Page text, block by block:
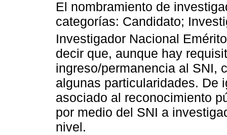
El nombramiento de
categorías: Candidato;
Investigador Nacional
decir que, aunque hay
ingreso/permanencia al SNI,
algunas particularidades. De
asociado al reconocimiento
por medio del SNI a
nivel.